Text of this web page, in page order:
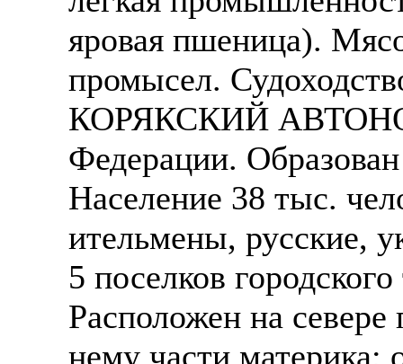
яровая пшеница).
промысел.
КОРЯКСКИЙ
Федерации.
Население 38 тыс.
ительмены, русские,
5 поселков
Расположен на
нему части